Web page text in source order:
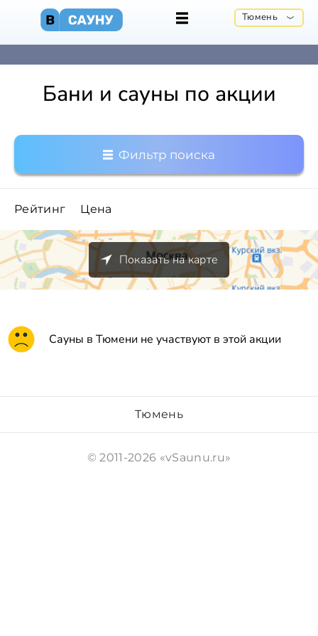
Тюмень
Бани и сауны по акции
Фильтр поиска
Рейтинг Цена
Показать на карте
Сауны в Тюмени не участвуют в этой акции
Тюмень
© 2011-2026 «vSaunu.ru»